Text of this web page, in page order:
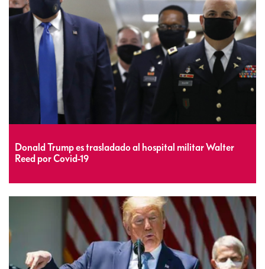
Donald Trump es trasladado al hospital militar Walter
Reed por Covid-19